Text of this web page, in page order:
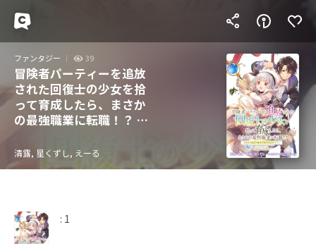
ファンタジー 39
冒険者パーティーを追放
された回復士の少女を拾
って育成したら、まさか
の最強職業に転職！？ お
らおかしくて… 【連載
版】
清露, 星くずし, えーる
: 1